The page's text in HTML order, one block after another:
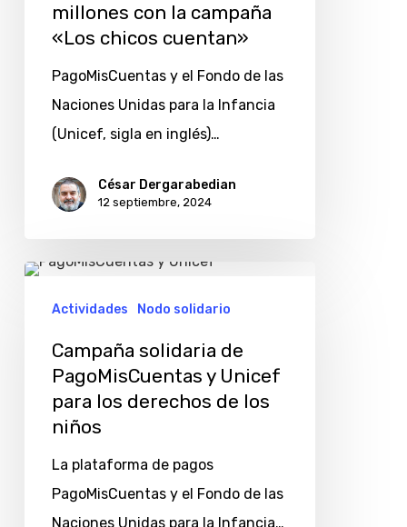
millones
campaña
«Los
chicos
cuentan»
millones con la campaña
«Los chicos cuentan»
PagoMisCuentas y el Fondo de las
Naciones Unidas para la Infancia
(Unicef, sigla en inglés)…
César Dergarabedian
12 septiembre, 2024
Campaña
solidaria
PagoMisCuentas
Unicef
derechos
Actividades Nodo solidario
Campaña solidaria de
PagoMisCuentas y Unicef
para los derechos de los
niños
La plataforma de pagos
PagoMisCuentas y el Fondo de las
Naciones Unidas para la Infancia…